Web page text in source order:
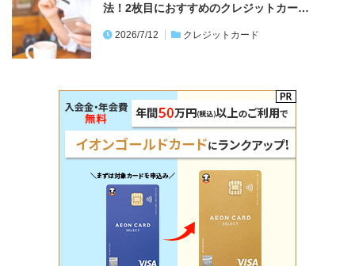
法！2枚目におすすめのクレジットカー…
2026/7/12 クレジットカード